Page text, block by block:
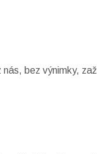
bez výnimky,